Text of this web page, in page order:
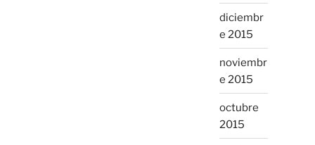
diciembr
e 2015
noviembr
e 2015
octubre
2015